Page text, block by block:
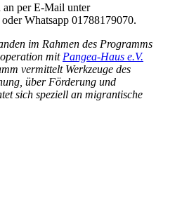
an per E-Mail unter
oder Whatsapp 01788179070.
im Rahmen des Programms
mit Pangea-Haus e.V.
vermittelt Werkzeuge des
über Förderung und
sich speziell an migrantische